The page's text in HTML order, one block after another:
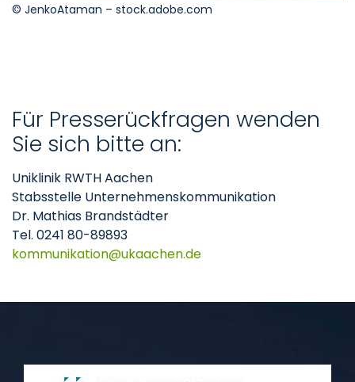
© JenkoAtaman – stock.adobe.com
Für Presserückfragen wenden
Sie sich bitte an:
Uniklinik RWTH Aachen
Stabsstelle Unternehmenskommunikation
Dr. Mathias Brandstädter
Tel. 0241 80-89893
kommunikation
ukaachende